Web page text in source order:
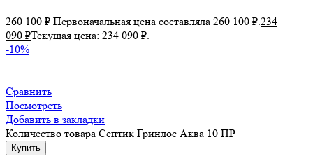
260 100₽ Первоначальная цена составляла 260 100 ₽.234
090 ₽Текущая цена: 234 090 ₽.
-10%
Сравнить
Посмотреть
Добавить в закладки
Количество товара Септик Гринлос Аква 10 ПР
Купить